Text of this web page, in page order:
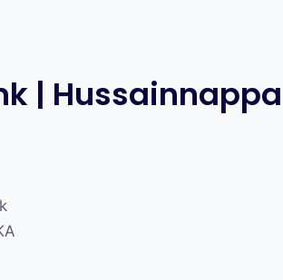
|